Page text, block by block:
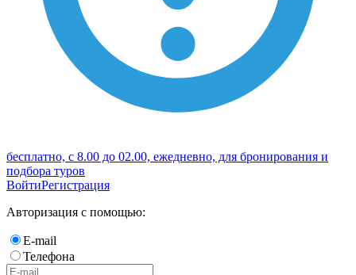
бесплатно, с 8.00 до 02.00, ежедневно, для бронирования и
подбора туров
ВойтиРегистрация
Авторизация с помощью:
E-mail
Телефона